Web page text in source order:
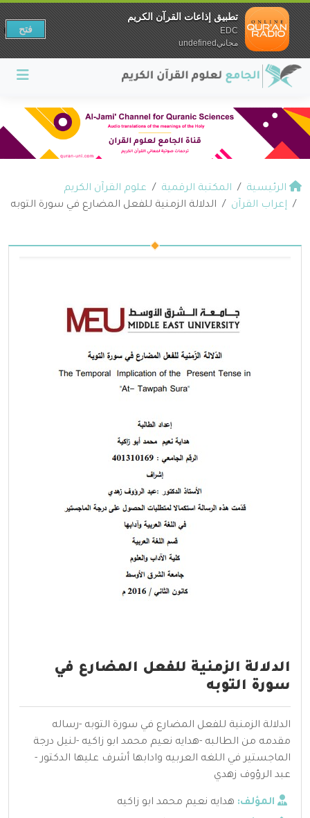
الرئيسية المكتبة الرقمية
علوم القرآن الكريم
إعراب القرآن
الدلالة الزمنية للفعل المضارع في سورة التوبه
الدلالة الزمنية للفعل المضارع في
سورة التوبه
الدلالة الزمنية للفعل المضارع في سورة التوبه -رساله
مقدمه من الطالبه -هدايه نعيم محمد ابو زاكيه -لنيل درجة
الماجستير في اللغه العربيه وادابها أشرف عليها الدكتور -
عبد الرؤوف زهدي
المؤلف: هدايه نعيم محمد ابو زاكيه
تطبيق إذاعات القرآن الكريم
EDC
مجانيundefined
فتح